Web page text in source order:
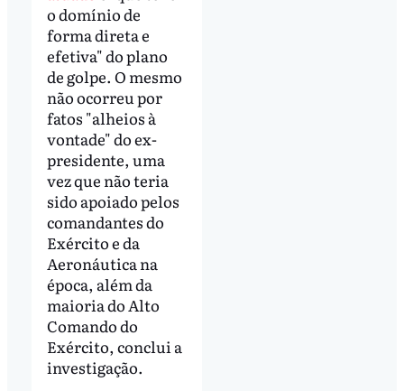
o domínio de
forma direta e
efetiva" do plano
de golpe. O mesmo
não ocorreu por
fatos "alheios à
vontade" do ex-
presidente, uma
vez que não teria
sido apoiado pelos
comandantes do
Exército e da
Aeronáutica na
época, além da
maioria do Alto
Comando do
Exército, conclui a
investigação.